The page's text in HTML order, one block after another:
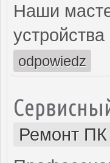
Наши
odpowiedz
Ремонт